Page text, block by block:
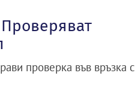
проверка във връзка с